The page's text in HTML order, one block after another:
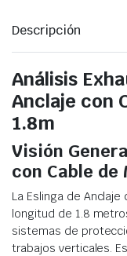
Descripción
Análisis
Anclaje con
1.8m
Visión
con Cable de
La Eslinga de
longitud de 1.8
sistemas de
trabajos verticales.